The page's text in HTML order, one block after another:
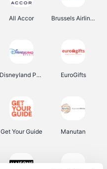
All Accor Brussels Airlines
Disneyland Paris EuroGifts
Get Your Guide Manutan